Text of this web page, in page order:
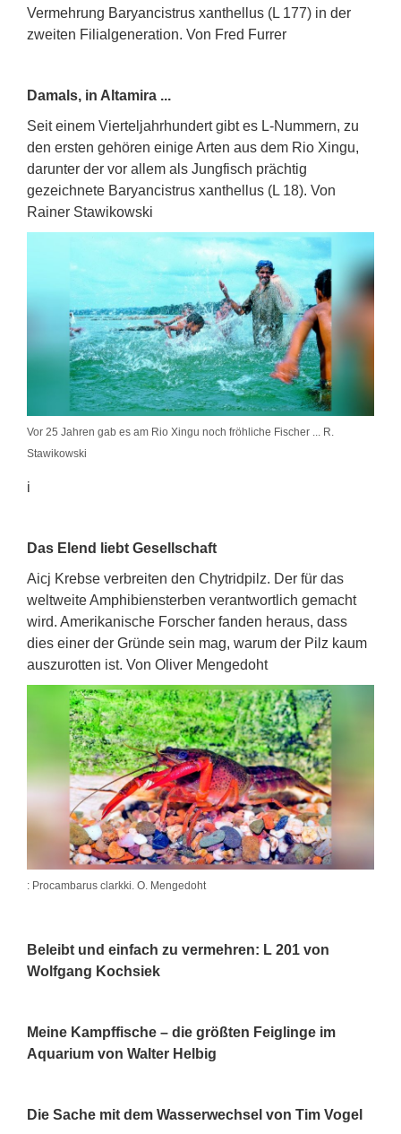
Vermehrung Baryancistrus xanthellus (L 177) in der
zweiten Filialgeneration. Von Fred Furrer
Damals, in Altamira ...
Seit einem Vierteljahrhundert gibt es L-Nummern, zu
den ersten gehören einige Arten aus dem Rio Xingu,
darunter der vor allem als Jungfisch prächtig
gezeichnete Baryancistrus xanthellus (L 18). Von
Rainer Stawikowski
Vor 25 Jahren gab es am Rio Xingu noch fröhliche Fischer ... R.
Stawikowski
i
Das Elend liebt Gesellschaft
Aicj Krebse verbreiten den Chytridpilz. Der für das
weltweite Amphibiensterben verantwortlich gemacht
wird. Amerikanische Forscher fanden heraus, dass
dies einer der Gründe sein mag, warum der Pilz kaum
auszurotten ist. Von Oliver Mengedoht
: Procambarus clarkki. O. Mengedoht
Beleibt und einfach zu vermehren: L 201 von
Wolfgang Kochsiek
Meine Kampffische – die größten Feiglinge im
Aquarium von Walter Helbig
Die Sache mit dem Wasserwechsel von Tim Vogel